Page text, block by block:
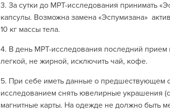
3. За сутки до МРТ-исследования принимать
капсулы. Возможна замена «Эспумизана»
10 кг массы тела.
4. В день МРТ-исследования последний
легкой, не жирной, исключить чай, кофе.
5. При себе иметь данные о предшествующем
исследованием снять ювелирные украшения
магнитные карты. На одежде не должно быть